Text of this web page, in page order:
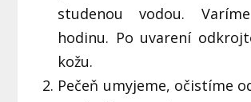
studenou vodou.
hodinu. Po uvarení
kožu.
Pečeň umyjeme, očistíme